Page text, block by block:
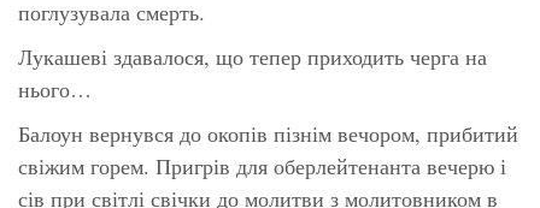
поглузувала смерть.
Лукашеві здавалося, що тепер приходить черга на
нього…
Балоун вернувся до окопів пізнім вечором, прибитий
свіжим горем. Пригрів для оберлейтенанта вечерю і
сів при світлі свічки до молитви з молитовником в